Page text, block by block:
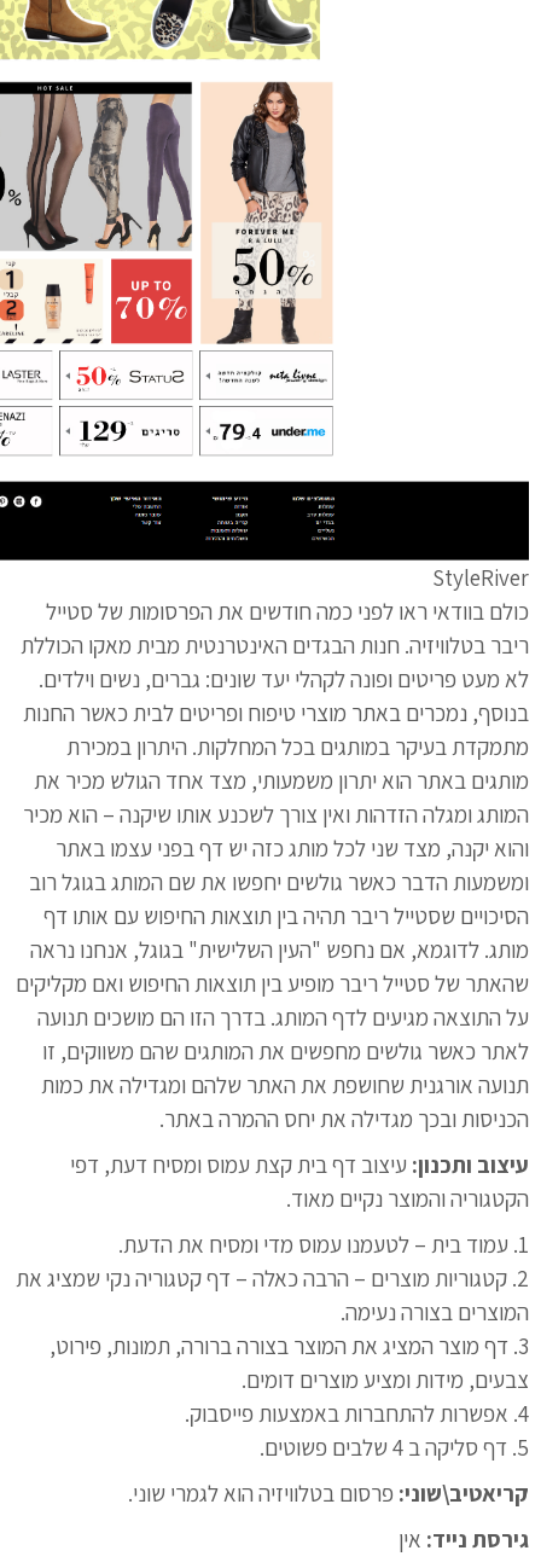
StyleRiver
כולם בוודאי ראו לפני כמה חודשים את הפרסומות של סטייל
ריבר בטלוויזיה. חנות הבגדים האינטרנטית מבית מאקו הכוללת
לא מעט פריטים ופונה לקהלי יעד שונים: גברים, נשים וילדים.
בנוסף, נמכרים באתר מוצרי טיפוח ופריטים לבית כאשר החנות
מתמקדת בעיקר במותגים בכל המחלקות. היתרון במכירת
מותגים באתר הוא יתרון משמעותי, מצד אחד הגולש מכיר את
המותג ומגלה הזדהות ואין צורך לשכנע אותו שיקנה – הוא מכיר
והוא יקנה, מצד שני לכל מותג כזה יש דף בפני עצמו באתר
ומשמעות הדבר כאשר גולשים יחפשו את שם המותג בגוגל רוב
הסיכויים שסטייל ריבר תהיה בין תוצאות החיפוש עם אותו דף
מותג. לדוגמא, אם נחפש "העין השלישית" בגוגל, אנחנו נראה
שהאתר של סטייל ריבר מופיע בין תוצאות החיפוש ואם מקליקים
על התוצאה מגיעים לדף המותג. בדרך הזו הם מושכים תנועה
לאתר כאשר גולשים מחפשים את המותגים שהם משווקים, זו
תנועה אורגנית שחושפת את האתר שלהם ומגדילה את כמות
הכניסות ובכך מגדילה את יחס ההמרה באתר.
עיצוב ותכנון: עיצוב דף בית קצת עמוס ומסיח דעת, דפי
הקטגוריה והמוצר נקיים מאוד.
1. עמוד בית – לטעמנו עמוס מדי ומסיח את הדעת.
2. קטגוריות מוצרים – הרבה כאלה – דף קטגוריה נקי שמציג את
המוצרים בצורה נעימה.
3. דף מוצר המציג את המוצר בצורה ברורה, תמונות, פירוט,
צבעים, מידות ומציע מוצרים דומים.
4. אפשרות להתחברות באמצעות פייסבוק.
5. דף סליקה ב 4 שלבים פשוטים.
קריאטיב\שוני: פרסום בטלוויזיה הוא לגמרי שוני.
גירסת נייד: אין